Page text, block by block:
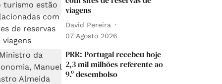
viagens
David Pereira
07 Agosto 2026
PRR: Portugal recebeu hoje
2,3 mil milhões referente ao
9.º desembolso